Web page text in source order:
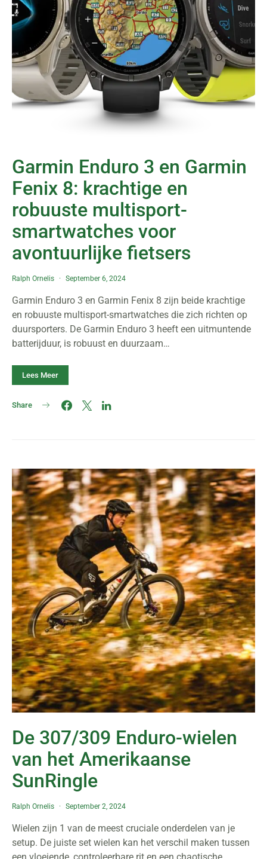
Garmin Enduro 3 en Garmin
Fenix 8: krachtige en
robuuste multisport-
smartwatches voor
avontuurlijke fietsers
Ralph Ornelis September 6, 2024
Garmin Enduro 3 en Garmin Fenix 8 zijn beide krachtige
en robuuste multisport-smartwatches die zich richten op
duursporters. De Garmin Enduro 3 heeft een uitmuntende
batterijduur, is robuust en duurzaam…
Lees Meer
Share
De 307/309 Enduro-wielen
van het Amerikaanse
SunRingle
Ralph Ornelis September 2, 2024
Wielen zijn 1 van de meest cruciale onderdelen van je
setup. De juiste set wielen kan het verschil maken tussen